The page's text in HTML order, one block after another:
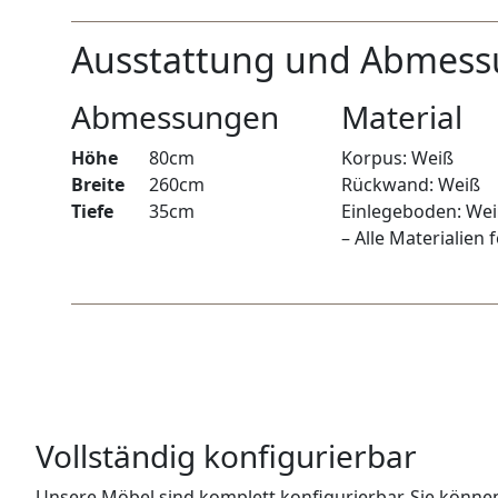
Ausstattung und
Abmessungen
Höhe
80cm
Breite
260cm
Tiefe
35cm
Material
Korpus: Weiß
Rückwand: Weiß
Einlegeboden:
– Alle Materialien
Vollständig konfigurierbar
WANDBOARDS
EINZELTEILE
ALLE ANZEIGEN